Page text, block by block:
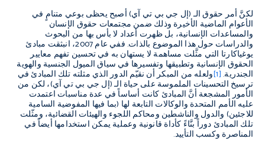
لكنَّ أمر حقوق الـ (إل جي بي تي آي) أصبح يحظى بوعي متنامٍ في
الأعوام الماضية الأخيرة وذلك ضمن مجتمعات حقوق الإنسان
والمساعدات الإنسانية، بل ظهرت أعداد لا بأس بها من البحوث
والدراسات حول هذا الموضوع بالذات. ففي عام 2007، انبثقت مبادئ
يوغياكارتا التي مثَّلت مساهمة لا يستهان به في تحسين تفهم معايير
الحقوق الإنسانية وتطبيقها وتفسيرها في سياق الميول الجنسية والهوية
الجندرية. [1]ولعله من المبكر أن نقيّم الدور الذي مثلته تلك المبادئ في
ترسيخ التحسينات الملموسة على حياة الـ (إل جي بي تي آي)، لكن من
الأمور المشجعة أنَّ المبادئ كانت أساساً في عدة مناسبات اعتمدت
عليه الأمم المتحدة والوكالات التابعة لها (بما فيها المفوضية السامية
للاجئين) والدول والناشطين ومحاكم اللجوء والهيئات القضائية، ومثّلت
تلك المبادئ دوراً بنَّاءً كأداة قانونية وعملية يمكن استخدامها أيضاً في
المناصرة وكسب التأييد.